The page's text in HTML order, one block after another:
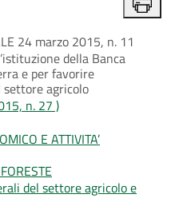
24 marzo 2015, n. 11
della Banca
e per favorire
settore agricolo
n. 27 )
E ATTIVITA’
del settore agricolo e